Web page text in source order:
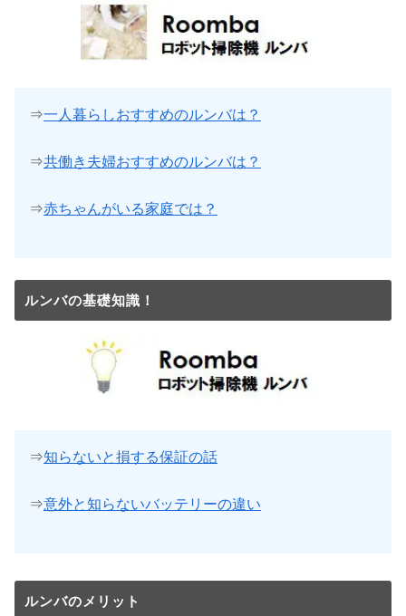
⇒一人暮らしおすすめのルンバは？
⇒共働き夫婦おすすめのルンバは？
⇒赤ちゃんがいる家庭では？
ルンバの基礎知識！
⇒知らないと損する保証の話
⇒意外と知らないバッテリーの違い
ルンバのメリット